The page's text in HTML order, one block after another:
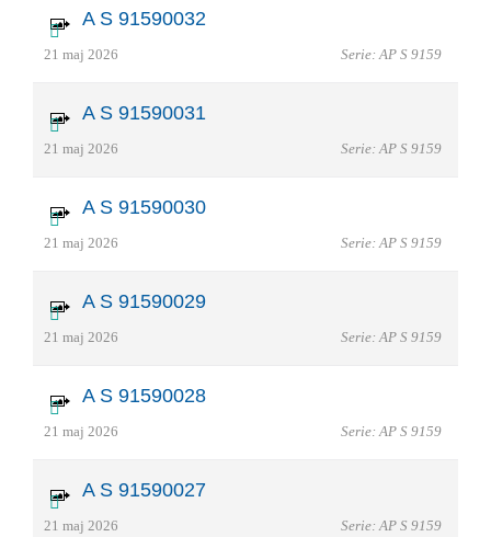
A S 91590032
21 maj 2026 Serie: AP S 9159
A S 91590031
21 maj 2026 Serie: AP S 9159
A S 91590030
21 maj 2026 Serie: AP S 9159
A S 91590029
21 maj 2026 Serie: AP S 9159
A S 91590028
21 maj 2026 Serie: AP S 9159
A S 91590027
21 maj 2026 Serie: AP S 9159